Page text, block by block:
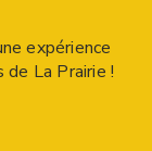
expérience
de La Prairie !